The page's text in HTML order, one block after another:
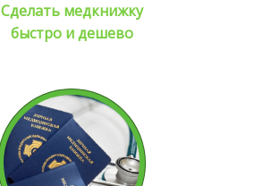
Сделать медкнижку
быстро и дешево